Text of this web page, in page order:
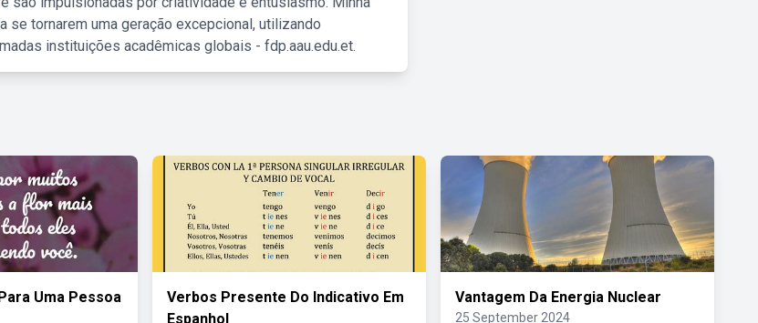
se tornarem uma geração excepcional, utilizando
instituições acadêmicas globais - fdp.aau.edu.et.
Uma Pessoa
Verbos Presente Do Indicativo Em
Espanhol
Vantagem Da Energia Nuclear
25 September 2024